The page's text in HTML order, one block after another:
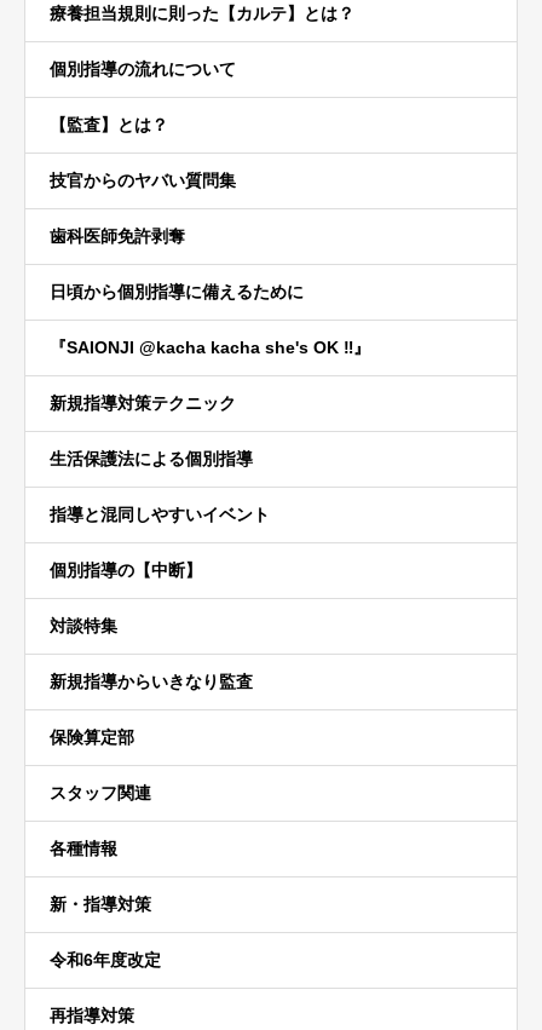
療養担当規則に則った【カルテ】とは？
個別指導の流れについて
【監査】とは？
技官からのヤバい質問集
歯科医師免許剥奪
日頃から個別指導に備えるために
『SAIONJI @kacha kacha she's OK ‼️』
新規指導対策テクニック
生活保護法による個別指導
指導と混同しやすいイベント
個別指導の【中断】
対談特集
新規指導からいきなり監査
保険算定部
スタッフ関連
各種情報
新・指導対策
令和6年度改定
再指導対策